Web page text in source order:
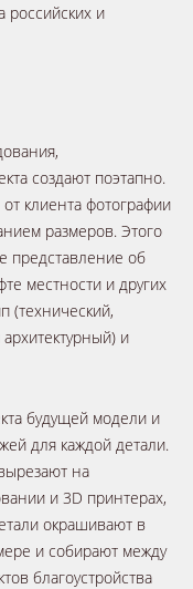
российских и
создают поэтапно.
клиента фотографии
размеров. Этого
представление об
местности и других
(технический,
и
будущей модели и
для каждой детали.
на
и 3D принтерах,
окрашивают в
и собирают между
благоустройства